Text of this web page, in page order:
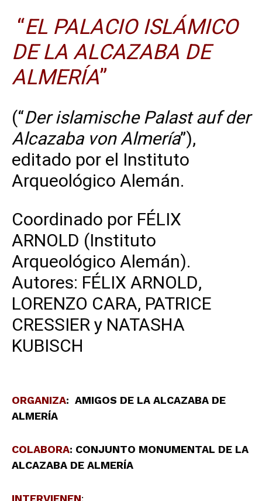
“EL PALACIO ISLÁMICO
DE LA ALCAZABA DE
ALMERÍA”
(“Der islamische Palast auf der
Alcazaba von Almería”),
editado por el Instituto
Arqueológico Alemán.
Coordinado por FÉLIX
ARNOLD (Instituto
Arqueológico Alemán).
Autores: FÉLIX ARNOLD,
LORENZO CARA, PATRICE
CRESSIER y NATASHA
KUBISCH
ORGANIZA: AMIGOS DE LA ALCAZABA DE
ALMERÍA
COLABORA: CONJUNTO MONUMENTAL DE LA
ALCAZABA DE ALMERÍA
INTERVIENEN: